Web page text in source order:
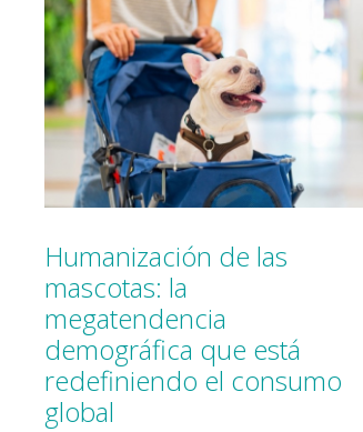
Humanización de las
mascotas: la
megatendencia
demográfica que está
redefiniendo el consumo
global